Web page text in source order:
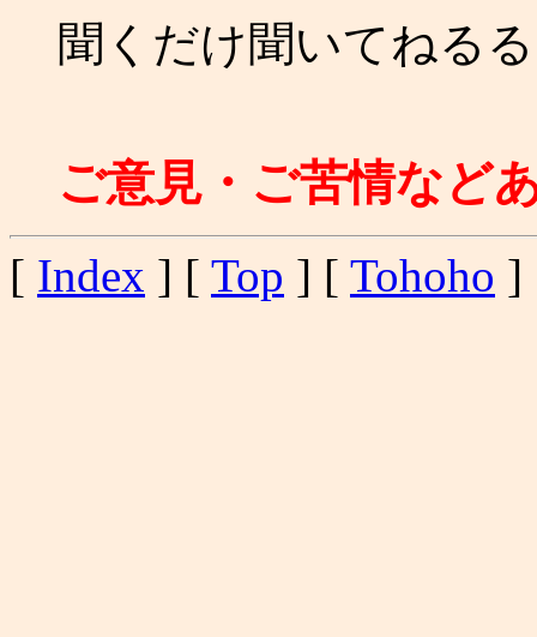
聞くだけ聞いてねる
ご意見・ご苦情など
[ Index ] [ Top ] [ Tohoho ]